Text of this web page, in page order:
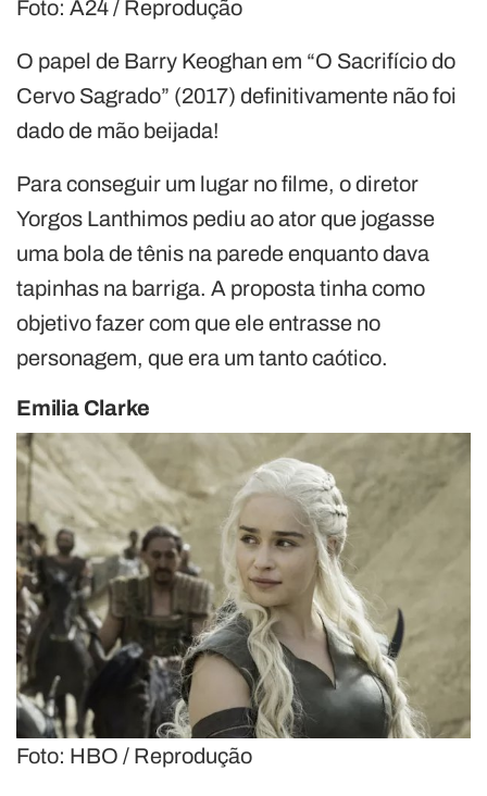
Foto: A24 / Reprodução
O papel de Barry Keoghan em “O Sacrifício do
Cervo Sagrado” (2017) definitivamente não foi
dado de mão beijada!
Para conseguir um lugar no filme, o diretor
Yorgos Lanthimos pediu ao ator que jogasse
uma bola de tênis na parede enquanto dava
tapinhas na barriga. A proposta tinha como
objetivo fazer com que ele entrasse no
personagem, que era um tanto caótico.
Emilia Clarke
Foto: HBO / Reprodução